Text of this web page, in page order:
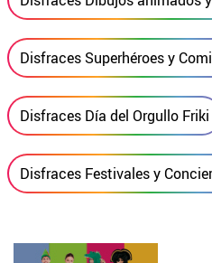
Disfraces Superhéroes y
Disfraces Día del Orgullo Friki
Disfraces Festivales y